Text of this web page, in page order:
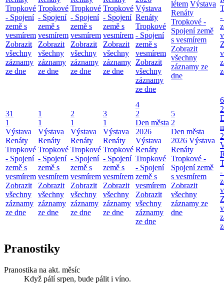
Tropkové
- Spojení
země s
vesmírem
Zobrazit
všechny
záznamy
ze dne
Tropkové
- Spojení
země s
vesmírem
Zobrazit
všechny
záznamy
ze dne
Tropkové
- Spojení
země s
vesmírem
Zobrazit
všechny
záznamy
ze dne
Tropkové
- Spojení
země s
vesmírem
Zobrazit
všechny
záznamy
ze dne
Výstava
Renáty
Tropkové
- Spojení
země s
vesmírem
Zobrazit
všechny
záznamy
ze dne
létem Výstava
Renáty
Tropkové -
Spojení země
s vesmírem
Zobrazit
všechny
záznamy ze
dne
-
31
1
Výstava
Renáty
Tropkové
- Spojení
země s
vesmírem
Zobrazit
všechny
záznamy
ze dne
1
1
Výstava
Renáty
Tropkové
- Spojení
země s
vesmírem
Zobrazit
všechny
záznamy
ze dne
2
1
Výstava
Renáty
Tropkové
- Spojení
země s
vesmírem
Zobrazit
všechny
záznamy
ze dne
3
1
Výstava
Renáty
Tropkové
- Spojení
země s
vesmírem
Zobrazit
všechny
záznamy
ze dne
4
2
Den města
2026
Výstava
Renáty
Tropkové
- Spojení
země s
vesmírem
Zobrazit
všechny
záznamy
ze dne
5
2
Den města
2026 Výstava
Renáty
Tropkové -
Spojení země
s vesmírem
Zobrazit
všechny
záznamy ze
dne
6
2
-
Pranostiky
Pranostika na akt. měsíc
Když pálí srpen, bude pálit i víno.